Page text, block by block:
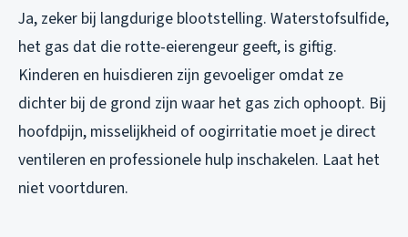
Ja, zeker bij langdurige blootstelling. Waterstofsulfide,
het gas dat die rotte-eierengeur geeft, is giftig.
Kinderen en huisdieren zijn gevoeliger omdat ze
dichter bij de grond zijn waar het gas zich ophoopt. Bij
hoofdpijn, misselijkheid of oogirritatie moet je direct
ventileren en professionele hulp inschakelen. Laat het
niet voortduren.